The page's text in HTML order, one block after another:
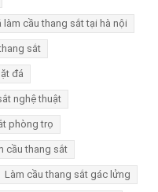
làm cầu thang sắt tại hà nội
sắt
đá
nghệ thuật
phòng trọ
cầu thang sắt
Làm cầu thang sắt gác lửng